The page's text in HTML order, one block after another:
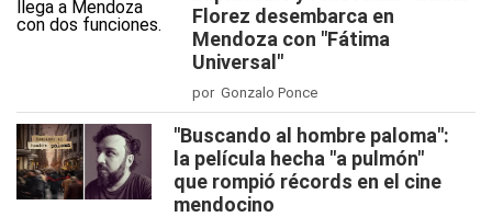
Florez desembarca en
Mendoza con "Fátima
Universal"
por Gonzalo Ponce
"Buscando al hombre paloma":
la película hecha "a pulmón"
que rompió récords en el cine
mendocino